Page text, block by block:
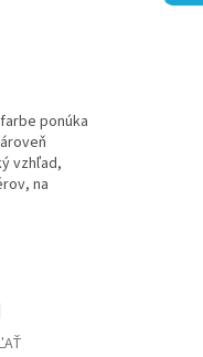
ponúka
vzhľad,
na